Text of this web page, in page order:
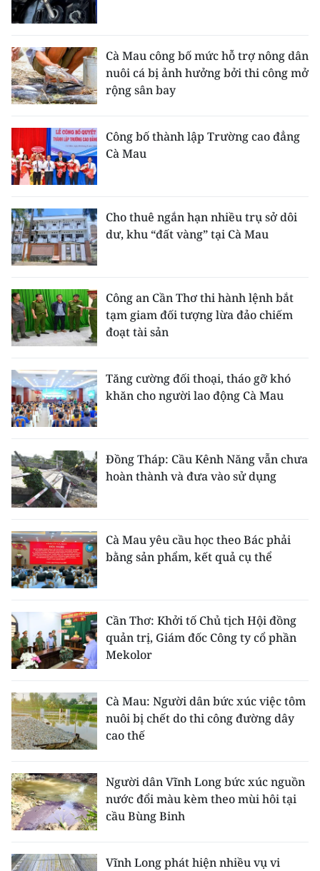
Cà Mau công bố mức hỗ trợ nông dân
nuôi cá bị ảnh hưởng bởi thi công mở
rộng sân bay
Công bố thành lập Trường cao đẳng
Cà Mau
Cho thuê ngắn hạn nhiều trụ sở dôi
dư, khu “đất vàng” tại Cà Mau
Công an Cần Thơ thi hành lệnh bắt
tạm giam đối tượng lừa đảo chiếm
đoạt tài sản
Tăng cường đối thoại, tháo gỡ khó
khăn cho người lao động Cà Mau
Đồng Tháp: Cầu Kênh Năng vẫn chưa
hoàn thành và đưa vào sử dụng
Cà Mau yêu cầu học theo Bác phải
bằng sản phẩm, kết quả cụ thể
Cần Thơ: Khởi tố Chủ tịch Hội đồng
quản trị, Giám đốc Công ty cổ phần
Mekolor
Cà Mau: Người dân bức xúc việc tôm
nuôi bị chết do thi công đường dây
cao thế
Người dân Vĩnh Long bức xúc nguồn
nước đổi màu kèm theo mùi hôi tại
cầu Bùng Binh
Vĩnh Long phát hiện nhiều vụ vi